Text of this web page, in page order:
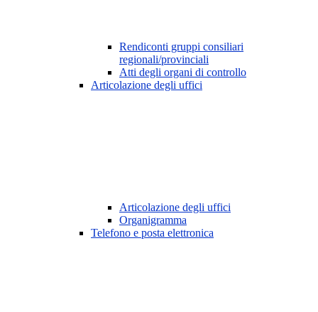
Rendiconti gruppi consiliari
regionali/provinciali
Atti degli organi di controllo
Articolazione degli uffici
Articolazione degli uffici
Organigramma
Telefono e posta elettronica